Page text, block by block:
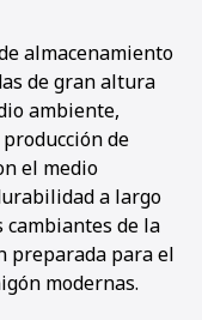
almacenamiento
de gran altura
ambiente,
de
el medio
a largo
cambiantes de la
preparada para el
modernas.